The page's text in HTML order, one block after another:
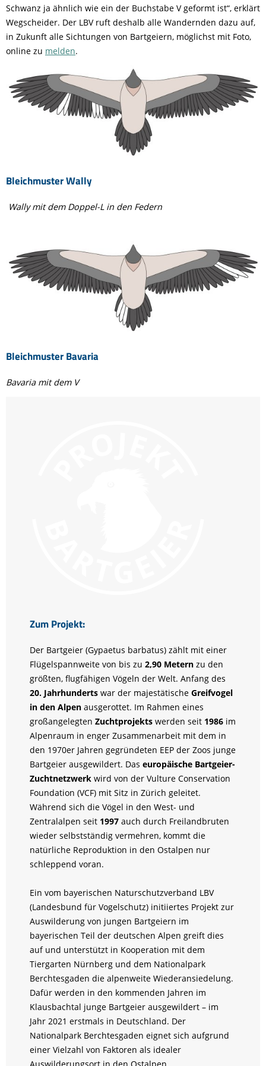
Schwanz ja ähnlich wie ein der Buchstabe V geformt ist“, erklärt
Wegscheider. Der LBV ruft deshalb alle Wandernden dazu auf,
in Zukunft alle Sichtungen von Bartgeiern, möglichst mit Foto,
online zu melden.
Bleichmuster Wally
Wally mit dem Doppel-L in den Federn
Bleichmuster Bavaria
Bavaria mit dem V
Zum Projekt:
Der Bartgeier (Gypaetus barbatus) zählt mit einer
Flügelspannweite von bis zu 2,90 Metern zu den
größten, flugfähigen Vögeln der Welt. Anfang des
20. Jahrhunderts war der majestätische Greifvogel
in den Alpen ausgerottet. Im Rahmen eines
großangelegten Zuchtprojekts werden seit 1986 im
Alpenraum in enger Zusammenarbeit mit dem in
den 1970er Jahren gegründeten EEP der Zoos junge
Bartgeier ausgewildert. Das europäische Bartgeier-
Zuchtnetzwerk wird von der Vulture Conservation
Foundation (VCF) mit Sitz in Zürich geleitet.
Während sich die Vögel in den West- und
Zentralalpen seit 1997 auch durch Freilandbruten
wieder selbstständig vermehren, kommt die
natürliche Reproduktion in den Ostalpen nur
schleppend voran.
Ein vom bayerischen Naturschutzverband LBV
(Landesbund für Vogelschutz) initiiertes Projekt zur
Auswilderung von jungen Bartgeiern im
bayerischen Teil der deutschen Alpen greift dies
auf und unterstützt in Kooperation mit dem
Tiergarten Nürnberg und dem Nationalpark
Berchtesgaden die alpenweite Wiederansiedelung.
Dafür werden in den kommenden Jahren im
Klausbachtal junge Bartgeier ausgewildert – im
Jahr 2021 erstmals in Deutschland. Der
Nationalpark Berchtesgaden eignet sich aufgrund
einer Vielzahl von Faktoren als idealer